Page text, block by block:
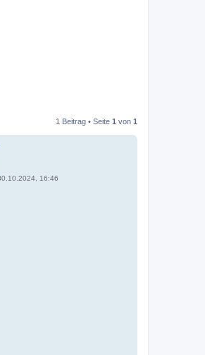
1 Beitrag • Seite 1 von 1
16:46